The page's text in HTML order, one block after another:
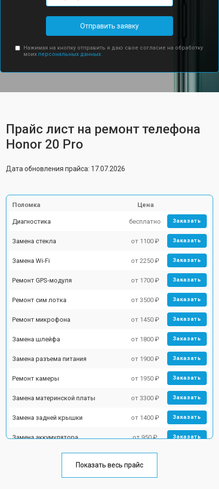
Отправить заявку
Нажимая на кнопку отправить я даю свое согласие на обработку
моих персональных данных.
Прайс лист на ремонт телефона
Honor 20 Pro
Дата обновления прайса: 17.07.2026
Поломка Цена
Диагностика бесплатно Заказать
Замена стекла от 1100 ₽ Заказать
Замена Wi-Fi от 2250 ₽ Заказать
Ремонт GPS-модуля от 1700 ₽ Заказать
Ремонт сим лотка от 3500 ₽ Заказать
Ремонт микрофона от 1450 ₽ Заказать
Замена шлейфа от 1800 ₽ Заказать
Замена разъема питания от 1900 ₽ Заказать
Ремонт камеры от 1950 ₽ Заказать
Замена материнской платы от 3300 ₽ Заказать
Замена задней крышки от 1400 ₽ Заказать
Замена аккумулятора от 950 ₽ Заказать
Ремонт цепи питания от 3200 ₽
Показать весь прайс